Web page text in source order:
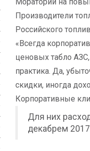
Производители
Российского
«Всегда
ценовых табло
практика. Да,
скидки, иногда
Корпоративные
Для них
декабрем